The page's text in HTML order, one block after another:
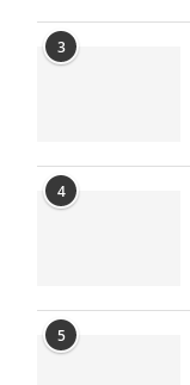
3
4
5